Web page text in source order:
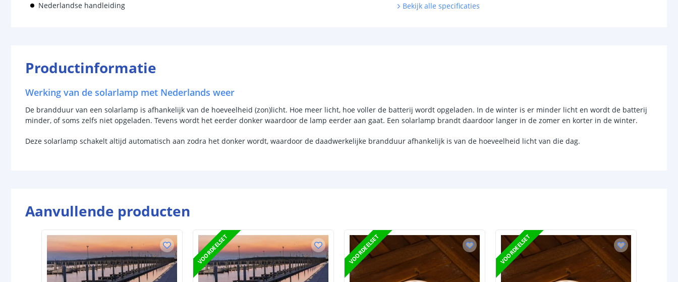
Nederlandse handleiding
Hoeveelheid licht
Sensor en schakelaar
Schakelaar aan/uit
Nee
Aantal lichtstanden
Batterij
Bekijk alle specificaties
Productinformatie
Werking van de solarlamp met Nederlands weer
De brandduur van een solarlamp is afhankelijk van de hoeveelheid (zon)licht. Hoe meer licht, hoe voller de batterij wordt opgeladen. In de winter is er minder licht en wordt de batterij
minder, of soms zelfs niet opgeladen. Tevens wordt het eerder donker waardoor de lamp eerder aan gaat. Een solarlamp brandt daardoor langer in de zomer en korter in de winter.
Deze solarlamp schakelt altijd automatisch aan zodra het donker wordt, waardoor de daadwerkelijke brandduur afhankelijk is van de hoeveelheid licht van die dag.
Aanvullende producten
VOORDEELSET VOORDEELSET VOORDEELSET